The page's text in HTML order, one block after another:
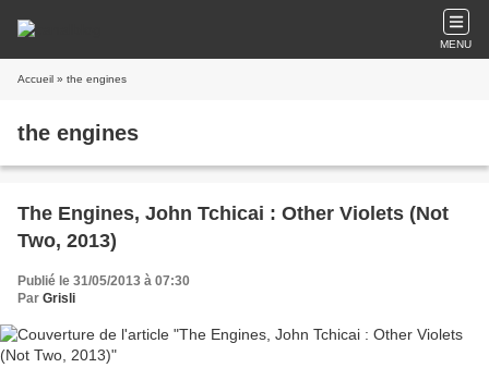
MENU
Accueil » the engines
the engines
The Engines, John Tchicai : Other Violets (Not
Two, 2013)
Publié le 31/05/2013 à 07:30
Par Grisli